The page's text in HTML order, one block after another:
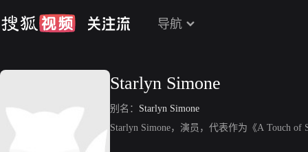
导航
Starlyn Simone
别名： Starlyn Simone
Starlyn Simone，演员，代表作为《A Touch of